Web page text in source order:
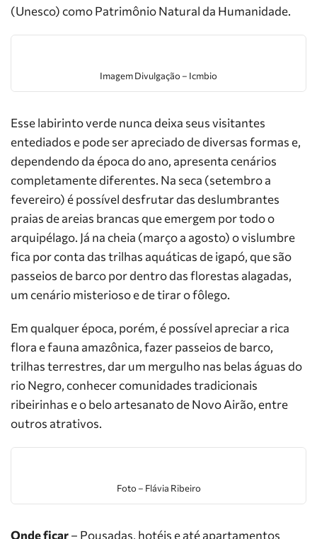
(Unesco) como Patrimônio Natural da Humanidade.
Imagem Divulgação – Icmbio
Esse labirinto verde nunca deixa seus visitantes
entediados e pode ser apreciado de diversas formas e,
dependendo da época do ano, apresenta cenários
completamente diferentes. Na seca (setembro a
fevereiro) é possível desfrutar das deslumbrantes
praias de areias brancas que emergem por todo o
arquipélago. Já na cheia (março a agosto) o vislumbre
fica por conta das trilhas aquáticas de igapó, que são
passeios de barco por dentro das florestas alagadas,
um cenário misterioso e de tirar o fôlego.
Em qualquer época, porém, é possível apreciar a rica
flora e fauna amazônica, fazer passeios de barco,
trilhas terrestres, dar um mergulho nas belas águas do
rio Negro, conhecer comunidades tradicionais
ribeirinhas e o belo artesanato de Novo Airão, entre
outros atrativos.
Foto – Flávia Ribeiro
Onde ficar– Pousadas, hotéis e até apartamentos